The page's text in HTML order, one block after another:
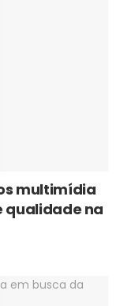
multimídia
qualidade na